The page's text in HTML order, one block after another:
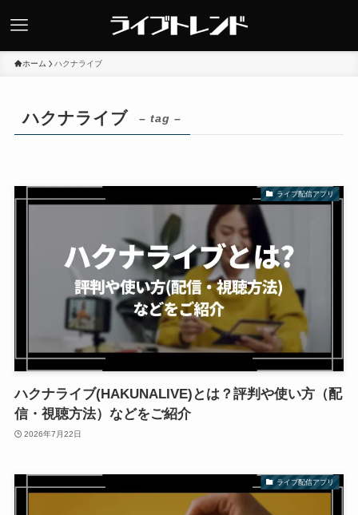
ホーム ハクナライブ
ハクナライブ – tag –
ライブ配信アプリ
ハクナライブ(HAKUNALIVE)とは？評判や使い方（配
信・視聴方法）などをご紹介
2026年7月22日
ライブ配信アプリ